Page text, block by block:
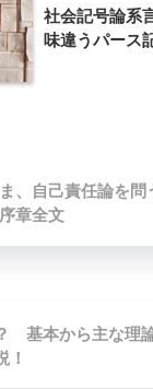
社会記号論系
味違うパース
、自己責任論を
章全文
基本から主な理
！